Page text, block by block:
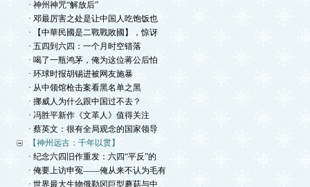
· 神州神咒“解放后”
· 邓最厉害之处是让中国人吃饱饭也
· 【中華民國是二戰戰敗國】，惊讶
· 五四到六四：一个月时空错落
· 喝了一瓶鸿茅，俺为这位蒋公后怕
· 环球时报胡锡进被网友施暴
· 从中领馆枪击案看黑名单之黑
· 挪威人为什么跟中国过不去？
· 冯胜平新作《文革人》值得关注
· 蔡英文：很有全局观念的国家领导
【神州远古：千年以贯】
· 纪念六四旧作重发：六四“平反”的
· 俺要上访申冤——俺从来不认为毛有
· 世界最大生物俄勒冈巨型蘑菇与中